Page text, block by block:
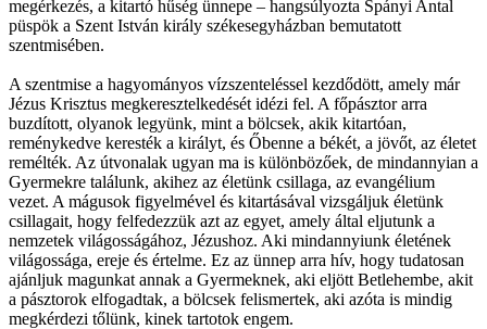
megérkezés, a kitartó hűség ünnepe – hangsúlyozta Spányi Antal
püspök a Szent István király székesegyházban bemutatott
szentmisében.
A szentmise a hagyományos vízszenteléssel kezdődött, amely már
Jézus Krisztus megkeresztelkedését idézi fel. A főpásztor arra
buzdított, olyanok legyünk, mint a bölcsek, akik kitartóan,
reménykedve keresték a királyt, és Őbenne a békét, a jövőt, az életet
remélték. Az útvonalak ugyan ma is különbözőek, de mindannyian a
Gyermekre találunk, akihez az életünk csillaga, az evangélium
vezet. A mágusok figyelmével és kitartásával vizsgáljuk életünk
csillagait, hogy felfedezzük azt az egyet, amely által eljutunk a
nemzetek világosságához, Jézushoz. Aki mindannyiunk életének
világossága, ereje és értelme. Ez az ünnep arra hív, hogy tudatosan
ajánljuk magunkat annak a Gyermeknek, aki eljött Betlehembe, akit
a pásztorok elfogadtak, a bölcsek felismertek, aki azóta is mindig
megkérdezi tőlünk, kinek tartotok engem.